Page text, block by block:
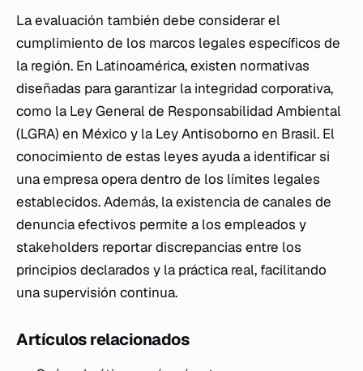
La evaluación también debe considerar el
cumplimiento de los marcos legales específicos de
la región. En Latinoamérica, existen normativas
diseñadas para garantizar la integridad corporativa,
como la Ley General de Responsabilidad Ambiental
(LGRA) en México y la Ley Antisoborno en Brasil. El
conocimiento de estas leyes ayuda a identificar si
una empresa opera dentro de los límites legales
establecidos. Además, la existencia de canales de
denuncia efectivos permite a los empleados y
stakeholders reportar discrepancias entre los
principios declarados y la práctica real, facilitando
una supervisión continua.
Artículos relacionados